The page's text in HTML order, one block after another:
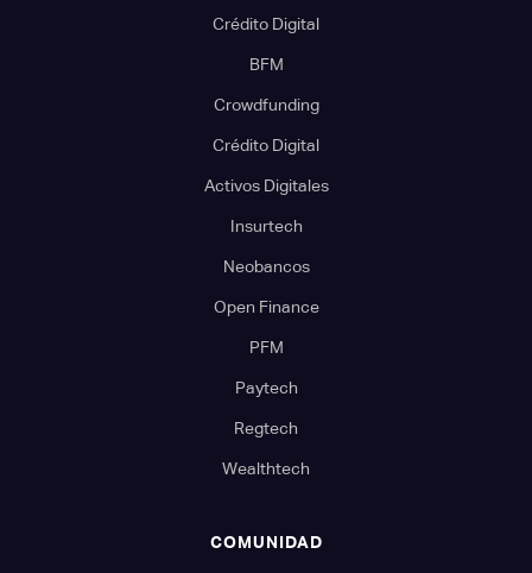
Crédito Digital
BFM
Crowdfunding
Crédito Digital
Activos Digitales
Insurtech
Neobancos
Open Finance
PFM
Paytech
Regtech
Wealthtech
COMUNIDAD